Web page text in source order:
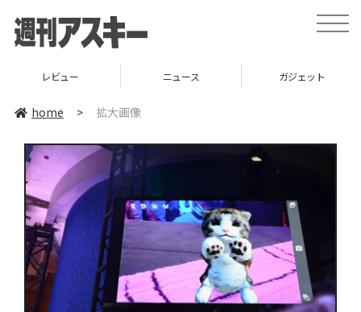
toggle
レビュー ニュース ガジェット
home > 拡大画像